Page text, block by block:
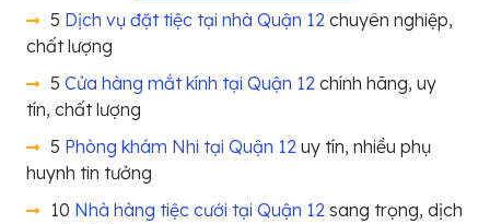
5 Dịch vụ đặt tiệc tại nhà Quận 12 chuyên nghiệp,
chất lượng
5 Cửa hàng mắt kính tại Quận 12 chính hãng, uy
tín, chất lượng
5 Phòng khám Nhi tại Quận 12 uy tín, nhiều phụ
huynh tin tưởng
10 Nhà hàng tiệc cưới tại Quận 12 sang trọng, dịch